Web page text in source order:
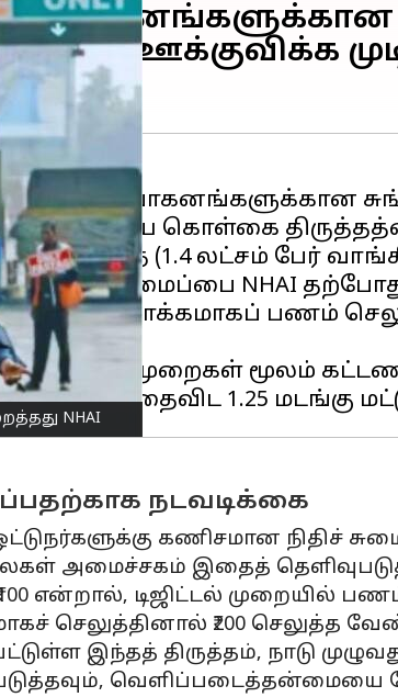
NHAI
ஊக்குவிக்க
அல்லாத வாகனங்களுக்கான
ஒரு முக்கிய கொள்கை
(1.4 லட்சம் பேர்
அமைப்பை NHAI தற்போது
களில் ரொக்கமாகப் பணம்
டிஜிட்டல் முறைகள் மூலம்
நடவடிக்கை
கணிசமான நிதிச்
அமைச்சகம் இதைத்
என்றால், டிஜிட்டல் முறையில்
செலுத்தினால் ₹200 செலுத்த
இந்தத் திருத்தம், நாடு
வெளிப்படைத்தன்மையை